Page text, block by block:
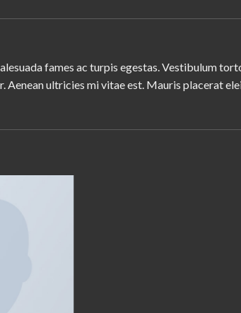
fames ac turpis egestas. Vestibulum
Aenean ultricies mi vitae est. Mauris placerat